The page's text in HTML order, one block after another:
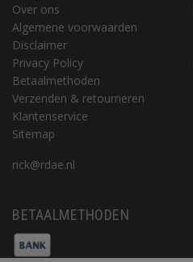
Over ons
Algemene voorwaarden
Disclaimer
Privacy Policy
Betaalmethoden
Verzenden & retourneren
Klantenservice
Sitemap
rick@rdae.nl
BETAALMETHODEN